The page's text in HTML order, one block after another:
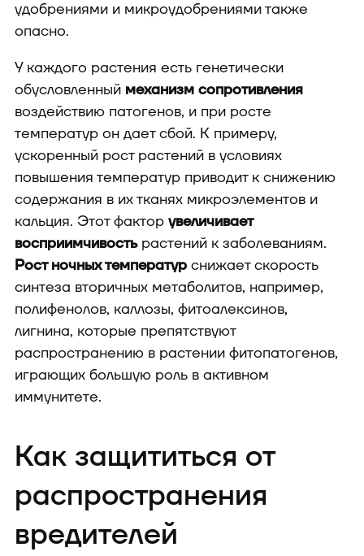
удобрениями и микроудобрениями также
опасно.
У каждого растения есть генетически
обусловленный механизм сопротивления
воздействию патогенов, и при росте
температур он дает сбой. К примеру,
ускоренный рост растений в условиях
повышения температур приводит к снижению
содержания в их тканях микроэлементов и
кальция. Этот фактор увеличивает
восприимчивостьрастений к заболеваниям.
Рост ночных температур снижает скорость
синтеза вторичных метаболитов, например,
полифенолов, каллозы, фитоалексинов,
лигнина, которые препятствуют
распространению в растении фитопатогенов,
играющих большую роль в активном
иммунитете.
Как защититься от
распространения
вредителей